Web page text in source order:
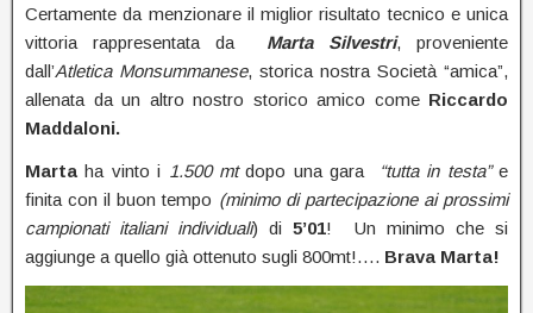
Certamente da menzionare il miglior risultato tecnico e unica
vittoria rappresentata da Marta Silvestri, proveniente
dall’Atletica Monsummanese, storica nostra Società “amica”,
allenata da un altro nostro storico amico come Riccardo
Maddaloni.
Martaha vinto i 1.500 mtdopo una gara “tutta in testa”e
finita con il buon tempo (minimo di partecipazione ai prossimi
campionati italiani individuali) di5’01! Un minimo che si
aggiunge a quello già ottenuto sugli 800mt!…. Brava Marta!